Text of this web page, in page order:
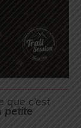
que c’est
petite